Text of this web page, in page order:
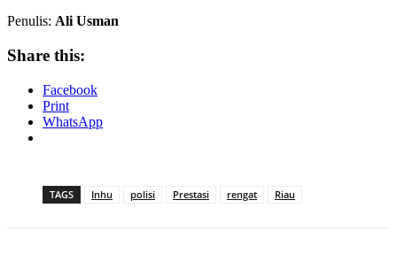
Penulis: Ali Usman
Share this:
Facebook
Print
WhatsApp
TAGS Inhu polisi Prestasi rengat Riau